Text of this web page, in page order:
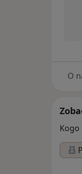
O
Kogo